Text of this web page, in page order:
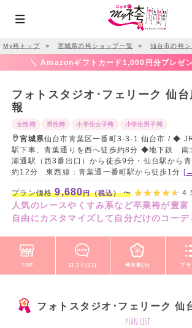
My袴トップ ＞ 宮城県の袴ショップ一覧 ＞ 仙台市の袴
＼ Amazonギフトカード1,000円分プレゼ
フォトスタジオ･フェリーク 仙
報
女性袴 男性袴 小学生女子袴 小学生男子袴
宮城県仙台市青葉区一番町3-3-1 仙台市 / ◆
駅下車、青葉通りを西へ徒歩約8分 ◆地下鉄 南
瀬通駅（西3番出口）から徒歩9分・仙台駅から
約12分 東西線：青葉通一番町駅から徒歩1分
プラン価格9,680円（税込）〜
人気のレースやくすみ系など卒業袴が豊富
自由にカスタマイズして自分だけのコーデ
TOP 口コミ(11) 袴衣装(5) プ
フォトスタジオ･フェリーク 仙
plan list